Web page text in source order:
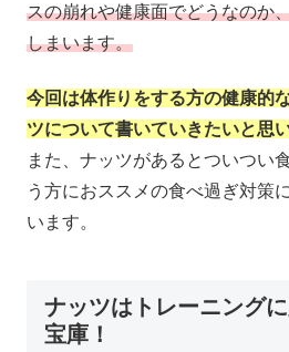
スの崩れや健康面でどうなのか
しまいます。
今回は体作りをする方の健康的
ツについて書いていきたいと思い
また、ナッツがあるとついつい
う方におススメの食べ過ぎ対策
います。
ナッツはトレーニング
宝庫！